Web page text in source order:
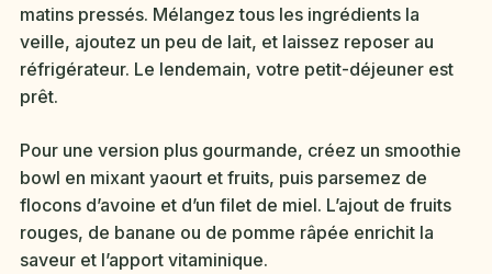
matins pressés. Mélangez tous les ingrédients la
veille, ajoutez un peu de lait, et laissez reposer au
réfrigérateur. Le lendemain, votre petit-déjeuner est
prêt.
Pour une version plus gourmande, créez un smoothie
bowl en mixant yaourt et fruits, puis parsemez de
flocons d’avoine et d’un filet de miel. L’ajout de fruits
rouges, de banane ou de pomme râpée enrichit la
saveur et l’apport vitaminique.